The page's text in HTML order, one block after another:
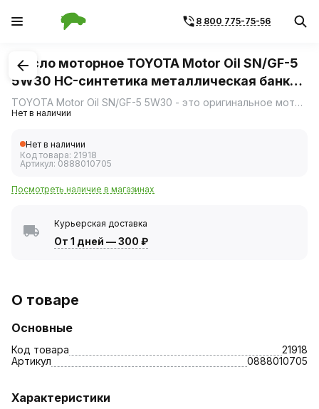
8 800 775-75-56
1/1
Масло моторное TOYOTA Motor Oil SN/GF-5
5W30 HC-синтетика металлическая банка
4 л
TOYOTA Motor Oil SN/GF-5 5W30 - это оригинальное моторное масло наивысшего качества.
Нет в наличии
Нет в наличии
Код товара: 21918
Артикул: 0888010705
Посмотреть наличие в магазинах
Курьерская доставка
От 1 дней —300 ₽
О товаре
Основные
Код товара
21918
Артикул
0888010705
Характеристики